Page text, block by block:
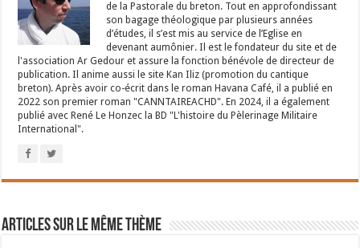
de la Pastorale du breton. Tout en approfondissant
son bagage théologique par plusieurs années
d’études, il s’est mis au service de l’Eglise en
devenant aumônier. Il est le fondateur du site et de
l'association Ar Gedour et assure la fonction bénévole de directeur de
publication. Il anime aussi le site Kan Iliz (promotion du cantique
breton). Après avoir co-écrit dans le roman Havana Café, il a publié en
2022 son premier roman "CANNTAIREACHD". En 2024, il a également
publié avec René Le Honzec la BD "L'histoire du Pèlerinage Militaire
International".
Articles sur le même thème